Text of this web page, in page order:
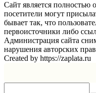
Сайт является полностью
посетители могут
бывает так, что
первоисточники либо
Администрация сайта
нарушения авторских
Created by https://zaplata.ru